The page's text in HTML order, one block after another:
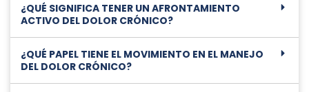
¿QUÉ SIGNIFICA TENER UN AFRONTAMIENTO
ACTIVO DEL DOLOR CRÓNICO?
¿QUÉ PAPEL TIENE EL MOVIMIENTO EN EL MANEJO
DEL DOLOR CRÓNICO?